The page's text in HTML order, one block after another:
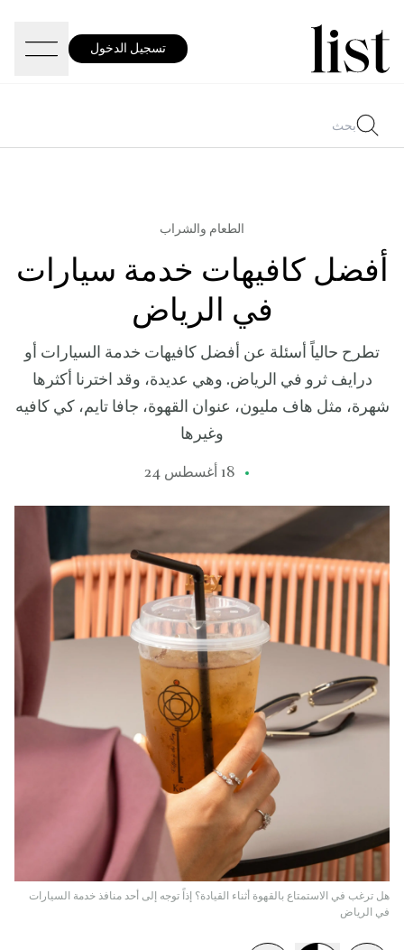
تسجيل الدخول
الطعام والشراب
أفضل كافيهات خدمة سيارات
في الرياض
تطرح حالياً أسئلة عن أفضل كافيهات خدمة السيارات أو
درايف ثرو في الرياض. وهي عديدة، وقد اخترنا أكثرها
شهرة، مثل هاف مليون، عنوان القهوة، جافا تايم، كي كافيه
وغيرها
18 أغسطس 24
هل ترغب في الاستمتاع بالقهوة أثناء القيادة؟ إذاً توجه إلى أحد منافذ خدمة السيارات
في الرياض